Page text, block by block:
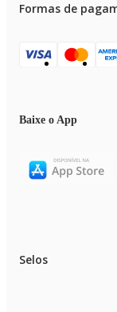
Formas de
Baixe o App
Selos